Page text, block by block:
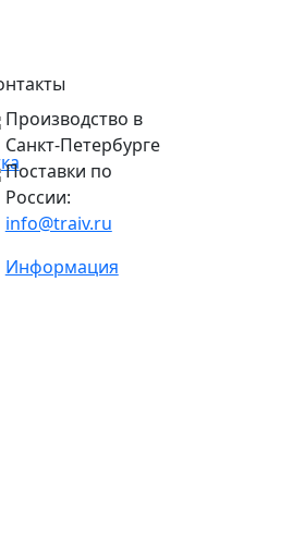
Производство в
Санкт-Петербурге
Поставки по
России:
info@traiv.ru
Информация